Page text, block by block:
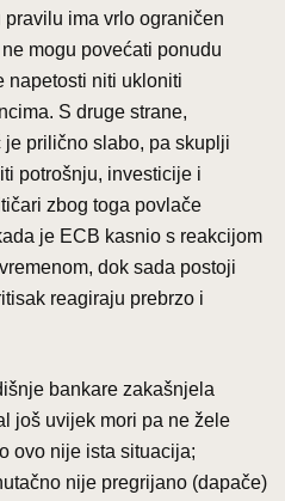
ima vrlo ograničen
mogu povećati ponudu
napetosti niti ukloniti
S druge strane,
prilično slabo, pa skuplji
potrošnju, investicije i
zbog toga povlače
je ECB kasnio s reakcijom
dok sada postoji
reagiraju prebrzo i
bankare zakašnjela
još uvijek mori pa ne žele
ovo nije ista situacija;
nije pregrijano (dapače)